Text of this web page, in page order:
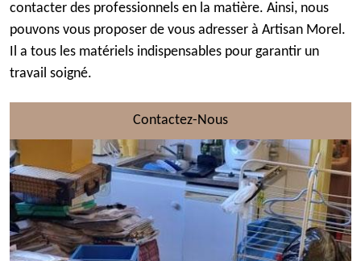
contacter des professionnels en la matière. Ainsi, nous
pouvons vous proposer de vous adresser à Artisan Morel.
Il a tous les matériels indispensables pour garantir un
travail soigné.
Contactez-Nous